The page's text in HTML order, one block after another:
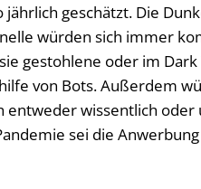
geschätzt. Die
würden sich immer
gestohlene oder im
von Bots. Außerdem
entweder wissentlich oder
sei die